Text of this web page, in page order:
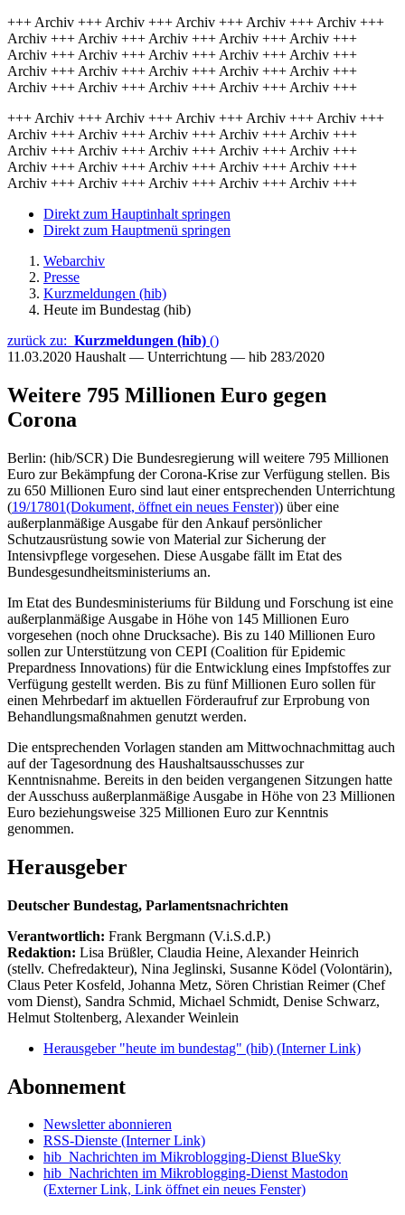
+++ Archiv +++ Archiv +++ Archiv +++ Archiv +++ Archiv +++
Archiv +++ Archiv +++ Archiv +++ Archiv +++ Archiv +++
Archiv +++ Archiv +++ Archiv +++ Archiv +++ Archiv +++
Archiv +++ Archiv +++ Archiv +++ Archiv +++ Archiv +++
Archiv +++ Archiv +++ Archiv +++ Archiv +++ Archiv +++
+++ Archiv +++ Archiv +++ Archiv +++ Archiv +++ Archiv +++
Archiv +++ Archiv +++ Archiv +++ Archiv +++ Archiv +++
Archiv +++ Archiv +++ Archiv +++ Archiv +++ Archiv +++
Archiv +++ Archiv +++ Archiv +++ Archiv +++ Archiv +++
Archiv +++ Archiv +++ Archiv +++ Archiv +++ Archiv +++
Direkt zum Hauptinhalt springen
Direkt zum Hauptmenü springen
Webarchiv
Presse
Kurzmeldungen (hib)
Heute im Bundestag (hib)
zurück zu: Kurzmeldungen (hib) ()
11.03.2020 Haushalt — Unterrichtung — hib 283/2020
Weitere 795 Millionen Euro gegen
Corona
Berlin: (hib/SCR) Die Bundesregierung will weitere 795 Millionen
Euro zur Bekämpfung der Corona-Krise zur Verfügung stellen. Bis
zu 650 Millionen Euro sind laut einer entsprechenden Unterrichtung
(19/17801(Dokument, öffnet ein neues Fenster)) über eine
außerplanmäßige Ausgabe für den Ankauf persönlicher
Schutzausrüstung sowie von Material zur Sicherung der
Intensivpflege vorgesehen. Diese Ausgabe fällt im Etat des
Bundesgesundheitsministeriums an.
Im Etat des Bundesministeriums für Bildung und Forschung ist eine
außerplanmäßige Ausgabe in Höhe von 145 Millionen Euro
vorgesehen (noch ohne Drucksache). Bis zu 140 Millionen Euro
sollen zur Unterstützung von CEPI (Coalition für Epidemic
Prepardness Innovations) für die Entwicklung eines Impfstoffes zur
Verfügung gestellt werden. Bis zu fünf Millionen Euro sollen für
einen Mehrbedarf im aktuellen Förderaufruf zur Erprobung von
Behandlungsmaßnahmen genutzt werden.
Die entsprechenden Vorlagen standen am Mittwochnachmittag auch
auf der Tagesordnung des Haushaltsausschusses zur
Kenntnisnahme. Bereits in den beiden vergangenen Sitzungen hatte
der Ausschuss außerplanmäßige Ausgabe in Höhe von 23 Millionen
Euro beziehungsweise 325 Millionen Euro zur Kenntnis
genommen.
Herausgeber
Deutscher Bundestag, Parlamentsnachrichten
Verantwortlich: Frank Bergmann (V.i.S.d.P.)
Redaktion: Lisa Brüßler, Claudia Heine, Alexander Heinrich
(stellv. Chefredakteur), Nina Jeglinski, Susanne Ködel (Volontärin),
Claus Peter Kosfeld, Johanna Metz, Sören Christian Reimer (Chef
vom Dienst), Sandra Schmid, Michael Schmidt, Denise Schwarz,
Helmut Stoltenberg, Alexander Weinlein
Herausgeber "heute im bundestag" (hib) (Interner Link)
Abonnement
Newsletter abonnieren
RSS-Dienste (Interner Link)
hib_Nachrichten im Mikroblogging-Dienst BlueSky
hib_Nachrichten im Mikroblogging-Dienst Mastodon
(Externer Link, Link öffnet ein neues Fenster)